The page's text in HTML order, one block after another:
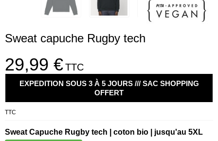
Sweat capuche Rugby tech
29,99 €TTC
EXPEDITION SOUS 3 À 5 JOURS /// SAC SHOPPING
OFFERT
TTC
Sweat Capuche Rugby tech | coton bio | jusqu'au 5XL